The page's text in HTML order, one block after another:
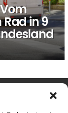
in 9